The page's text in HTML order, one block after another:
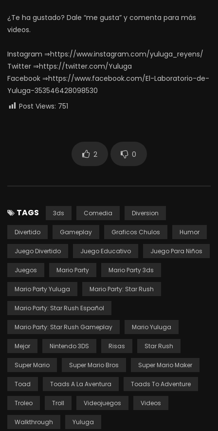
¿Te ha gustado? Dale “me gusta” y comenta para más
videos.
Instagram ⇒https://www.instagram.com/yuluga_reyens/
Twitter ⇒https://twitter.com/Yuluga
Facebook ⇒https://www.facebook.com/El-Laboratorio-de-
Yuluga-353546428098530
Post Views: 751
2 0
TAGS 3ds Comedia Diversion
Divertido Gameplay Graficos Chulos Humor
Juego Divertido Juego Educativo Juego Para Niños
Juegos Mario Party Mario Party 3ds
Mario Party Yuluga Mario Party: Star Rush
Mario Party: Star Rush Español
Mario Party: Star Rush Gameplay Mario Yuluga
Mejor Nintendo 3DS Risas Star Rush
Super Mario Super Mario Bros Super Mario Maker
Toad Toads A La Aventura Toads To Adventure
Troleo Troll Videojuegos Videos
Walkthrough Yuluga